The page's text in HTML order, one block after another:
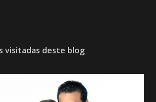
visitadas deste blog